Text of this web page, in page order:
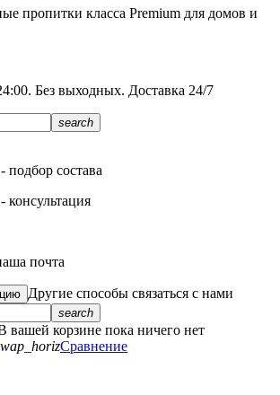
пропитки класса Premium для домов и
Без выходных. Доставка 24/7
search
- подбор состава
- консультация
почта
Другие способы связаться с нами
search
вашей корзине пока ничего нет
Сравнение